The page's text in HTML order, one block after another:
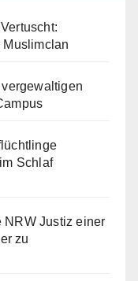
Muslimclan
Schlaf
NRW Justiz einer
zu